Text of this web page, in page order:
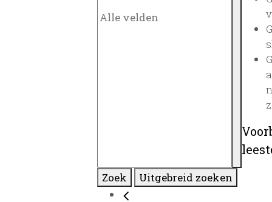
Zoek Uitgebreid zoeken